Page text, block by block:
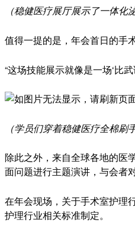
（稳健医疗展厅展示了一体化
值得一提的是，年会首日的手
“这场技能展示就像是一场‘比
（学员们穿着稳健医疗全棉刷
除此之外，来自全球各地的医
面问题进行主题演讲，与会者
在年会现场，关于手术室护理
护理行业相关标准制定。